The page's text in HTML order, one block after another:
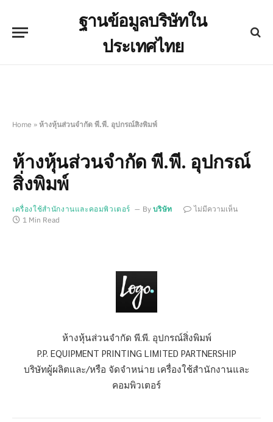
ฐานข้อมูลบริษัทใน
ประเทศไทย
Home » ห้างหุ้นส่วนจำกัด พี.พี. อุปกรณ์สิ่งพิมพ์
ห้างหุ้นส่วนจำกัด พี.พี. อุปกรณ์
สิ่งพิมพ์
เครื่องใช้สำนักงานและคอมพิวเตอร์ By บริษัท
ไม่มีความเห็น
1 Min Read
ห้างหุ้นส่วนจำกัด พี.พี. อุปกรณ์สิ่งพิมพ์
P.P. EQUIPMENT PRINTING LIMITED PARTNERSHIP
บริษัทผู้ผลิตและ/หรือ จัดจำหน่าย เครื่องใช้สำนักงานและ
คอมพิวเตอร์